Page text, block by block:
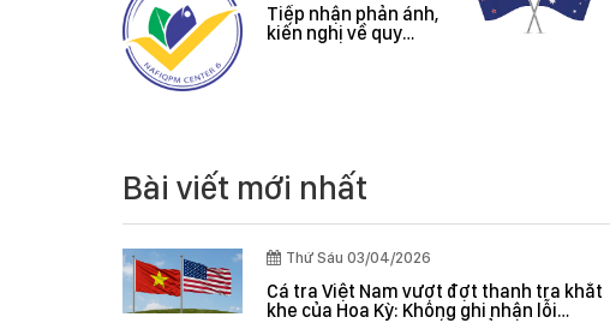
Tiếp nhận phản ánh,
kiến nghị về quy
Bài viết mới nhất
Thứ Sáu 03/04/2026
Cá tra Việt Nam vượt đợt thanh tra khắt
khe của Hoa Kỳ: Không ghi nhận lỗi